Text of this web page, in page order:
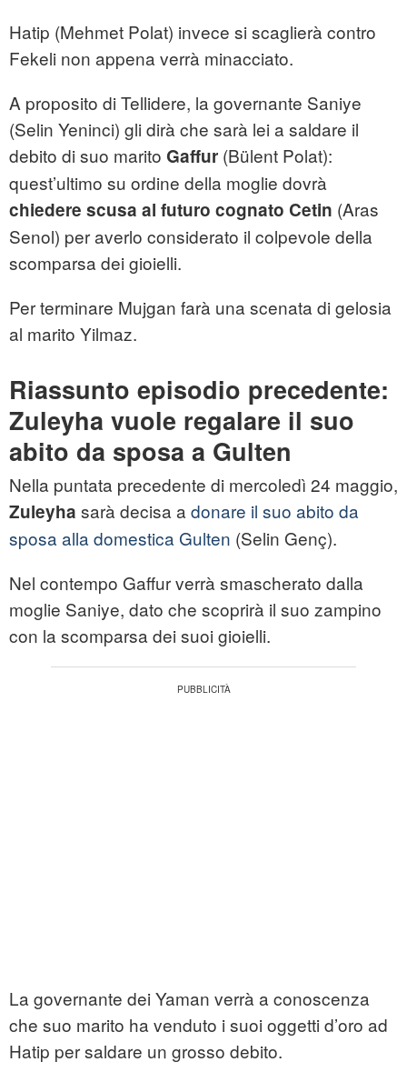
Hatip (Mehmet Polat) invece si scaglierà contro
Fekeli non appena verrà minacciato.
A proposito di Tellidere, la governante Saniye
(Selin Yeninci) gli dirà che sarà lei a saldare il
debito di suo marito Gaffur (Bülent Polat):
quest’ultimo su ordine della moglie dovrà
chiedere scusa al futuro cognato Cetin (Aras
Senol) per averlo considerato il colpevole della
scomparsa dei gioielli.
Per terminare Mujgan farà una scenata di gelosia
al marito Yilmaz.
Riassunto episodio precedente:
Zuleyha vuole regalare il suo
abito da sposa a Gulten
Nella puntata precedente di mercoledì 24 maggio,
Zuleyha sarà decisa a donare il suo abito da
sposa alla domestica Gulten (Selin Genç).
Nel contempo Gaffur verrà smascherato dalla
moglie Saniye, dato che scoprirà il suo zampino
con la scomparsa dei suoi gioielli.
La governante dei Yaman verrà a conoscenza
che suo marito ha venduto i suoi oggetti d’oro ad
Hatip per saldare un grosso debito.